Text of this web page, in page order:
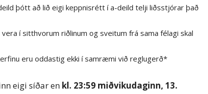
þótt að lið eigi keppnisrétt í a-deild telji liðsstjórar það
í sitthvorum riðlinum og sveitum frá sama félagi skal
eru oddastig ekki í samræmi við reglugerð*
eigi síðar en kl. 23:59 miðvikudaginn, 13.